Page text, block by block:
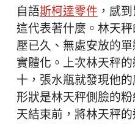
自語斯柯達零件，感
這代表著什麼。林天
壓已久、無處安放的
實體化。上次林天秤
十，張水瓶就發現他
形狀是林天秤側臉的
天結束前，將林天秤